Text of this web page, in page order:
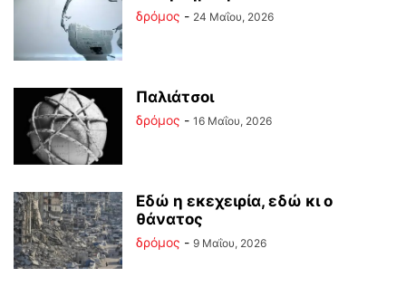
δρόμος - 24 Μαΐου, 2026
Παλιάτσοι
δρόμος - 16 Μαΐου, 2026
Εδώ η εκεχειρία, εδώ κι ο
θάνατος
δρόμος - 9 Μαΐου, 2026